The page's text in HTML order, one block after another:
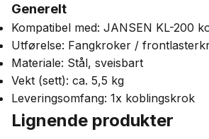
Generelt
Kompatibel med: JANSEN KL-200
Utførelse: Fangkroker /
Materiale: Stål, sveisbart
Vekt (sett): ca. 5,5 kg
Leveringsomfang: 1x koblingskrok
Lignende produkter